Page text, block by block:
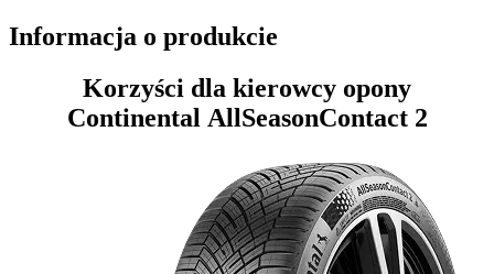
Informacja o produkcie
Korzyści dla kierowcy opony
Continental AllSeasonContact 2